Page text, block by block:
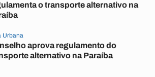
o transporte alternativo na
Urbana
aprova regulamento do
alternativo na Paraíba